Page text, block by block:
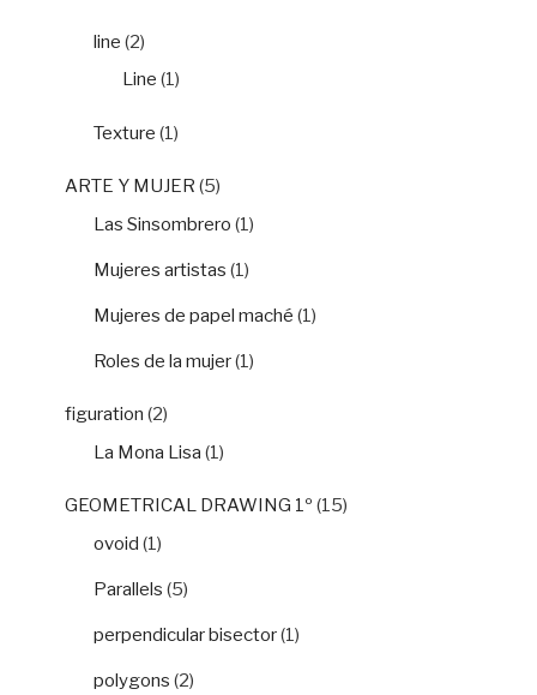
line (2)
Line (1)
Texture (1)
ARTE Y MUJER (5)
Las Sinsombrero (1)
Mujeres artistas (1)
Mujeres de papel maché (1)
Roles de la mujer(1)
figuration (2)
La Mona Lisa (1)
GEOMETRICAL DRAWING 1º (15)
ovoid (1)
Parallels (5)
perpendicular bisector(1)
polygons (2)